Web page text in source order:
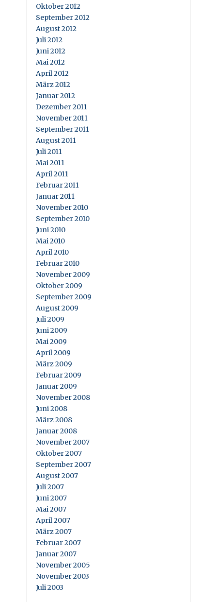
Oktober 2012
September 2012
August 2012
Juli 2012
Juni 2012
Mai 2012
April 2012
März 2012
Januar 2012
Dezember 2011
November 2011
September 2011
August 2011
Juli 2011
Mai 2011
April 2011
Februar 2011
Januar 2011
November 2010
September 2010
Juni 2010
Mai 2010
April 2010
Februar 2010
November 2009
Oktober 2009
September 2009
August 2009
Juli 2009
Juni 2009
Mai 2009
April 2009
März 2009
Februar 2009
Januar 2009
November 2008
Juni 2008
März 2008
Januar 2008
November 2007
Oktober 2007
September 2007
August 2007
Juli 2007
Juni 2007
Mai 2007
April 2007
März 2007
Februar 2007
Januar 2007
November 2005
November 2003
Juli 2003